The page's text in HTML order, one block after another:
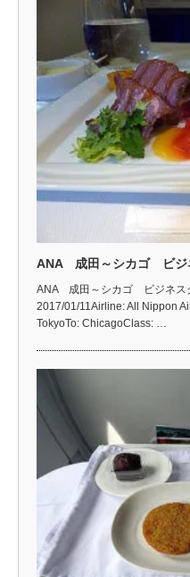
ANA 成田～シカゴ ビジ
ANA 成田～シカゴ ビジネス
2017/01/11Airline: All Nippon
TokyoTo: ChicagoClass: …